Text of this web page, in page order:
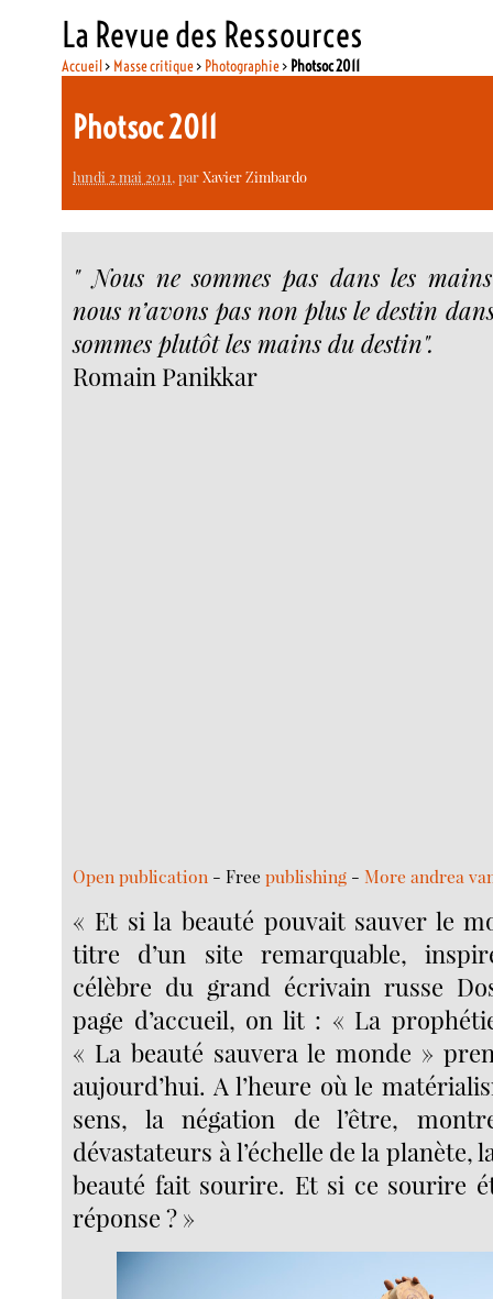
La Revue des Ressources
Accueil> Masse critique> Photographie> Photsoc 2011
Photsoc 2011
lundi 2 mai 2011, parXavier Zimbardo
" Nous ne sommes pas dans les
nous n’avons pas non plus le destin
sommes plutôt les mains du destin".
Romain Panikkar
Open publication - Freepublishing -More andrea
« Et si la beauté pouvait sauver le
titre d’un site remarquable,
célèbre du grand écrivain russe
page d’accueil, on lit : « La
« La beauté sauvera le monde »
aujourd’hui. A l’heure où le
sens, la négation de l’être,
dévastateurs à l’échelle de la planète,
beauté fait sourire. Et si ce sourire
réponse ? »